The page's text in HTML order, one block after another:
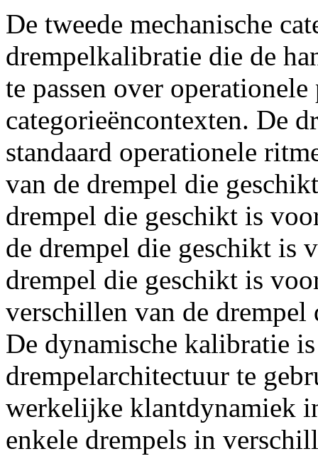
De tweede mechanische
drempelkalibratie die de
te passen over
categorieëncontexten. De
standaard operationele
van de drempel die
drempel die geschikt is
de drempel die geschikt is
drempel die geschikt is
verschillen van de drempel
De dynamische kalibratie
drempelarchitectuur te
werkelijke klantdynamiek
enkele drempels in